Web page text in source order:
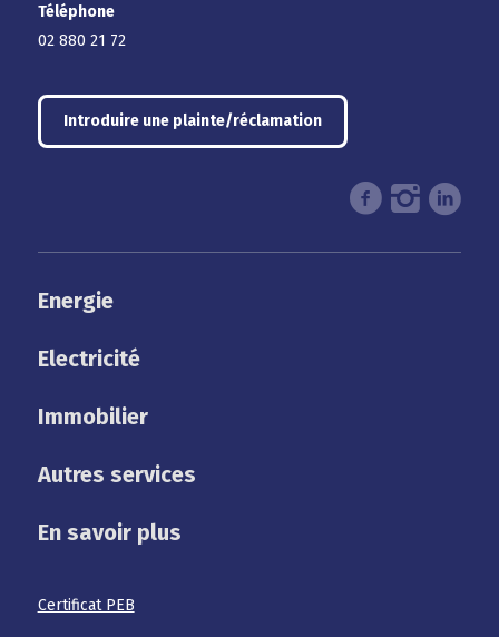
Téléphone
02 880 21 72
Introduire une plainte/réclamation
Energie
Electricité
Immobilier
Autres services
En savoir plus
Certificat PEB